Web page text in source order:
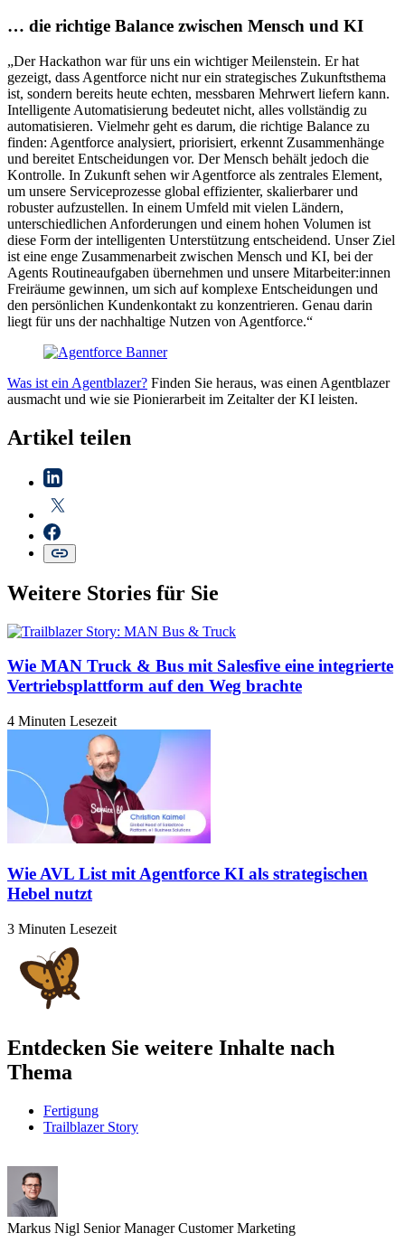
… die richtige Balance zwischen Mensch und KI
„Der Hackathon war für uns ein wichtiger Meilenstein. Er hat
gezeigt, dass Agentforce nicht nur ein strategisches Zukunftsthema
ist, sondern bereits heute echten, messbaren Mehrwert liefern kann.
Intelligente Automatisierung bedeutet nicht, alles vollständig zu
automatisieren. Vielmehr geht es darum, die richtige Balance zu
finden: Agentforce analysiert, priorisiert, erkennt Zusammenhänge
und bereitet Entscheidungen vor. Der Mensch behält jedoch die
Kontrolle. In Zukunft sehen wir Agentforce als zentrales Element,
um unsere Serviceprozesse global effizienter, skalierbarer und
robuster aufzustellen. In einem Umfeld mit vielen Ländern,
unterschiedlichen Anforderungen und einem hohen Volumen ist
diese Form der intelligenten Unterstützung entscheidend. Unser Ziel
ist eine enge Zusammenarbeit zwischen Mensch und KI, bei der
Agents Routineaufgaben übernehmen und unsere Mitarbeiter:innen
Freiräume gewinnen, um sich auf komplexe Entscheidungen und
den persönlichen Kundenkontakt zu konzentrieren. Genau darin
liegt für uns der nachhaltige Nutzen von Agentforce.“
Was ist ein Agentblazer? Finden Sie heraus, was einen Agentblazer
ausmacht und wie sie Pionierarbeit im Zeitalter der KI leisten.
Artikel teilen
Weitere Stories für Sie
Wie MAN Truck & Bus mit Salesfive eine integrierte
Vertriebsplattform auf den Weg brachte
4 Minuten Lesezeit
Wie AVL List mit Agentforce KI als strategischen
Hebel nutzt
3 Minuten Lesezeit
Entdecken Sie weitere Inhalte nach
Thema
Fertigung
Trailblazer Story
Markus Nigl Senior Manager Customer Marketing